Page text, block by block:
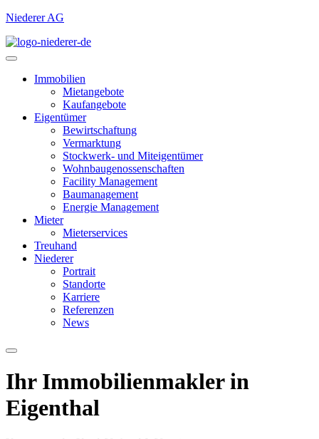
Niederer AG
Immobilien
Mietangebote
Kaufangebote
Eigentümer
Bewirtschaftung
Vermarktung
Stockwerk- und Miteigentümer
Wohnbaugenossenschaften
Facility Management
Baumanagement
Energie Management
Mieter
Mieterservices
Treuhand
Niederer
Portrait
Standorte
Karriere
Referenzen
News
Ihr Immobilien­­­makler in
Eigenthal